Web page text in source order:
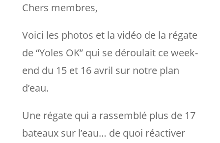
Chers membres,
Voici les photos et la vidéo de la régate
de “Yoles OK” qui se déroulait ce week-
end du 15 et 16 avril sur notre plan
d’eau.
Une régate qui a rassemblé plus de 17
bateaux sur l’eau… de quoi réactiver